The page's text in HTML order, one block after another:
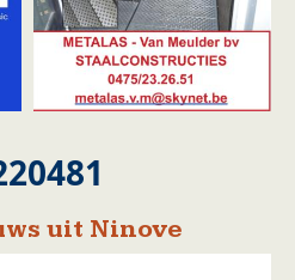
uit Ninove